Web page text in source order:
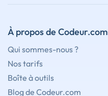
À propos de Codeur.com
Qui sommes-nous ?
Nos tarifs
Boîte à outils
Blog de Codeur.com